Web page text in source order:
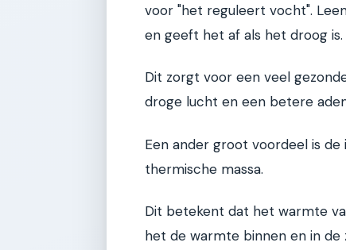
voor "het reguleert vocht".
en geeft het af als het droog is.
Dit zorgt voor een veel
droge lucht en een betere
Een ander groot voordeel is
thermische massa.
Dit betekent dat het warmte
het de warmte binnen en in de